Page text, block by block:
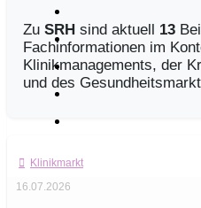
Zu SRH sind aktuell 13
Fachinformationen im
Klinikmanagements, der
und des
Klinikmarkt
16.07.2026